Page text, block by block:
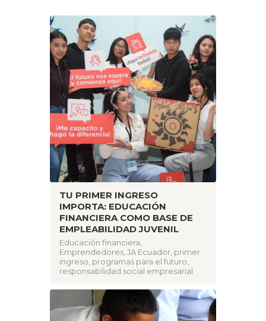
TU PRIMER INGRESO
IMPORTA: EDUCACIÓN
FINANCIERA COMO BASE DE
EMPLEABILIDAD JUVENIL
Educación financiera
Emprendedores ,JA Ecuador primer
ingreso programas para el futuro
responsabilidad social empresarial